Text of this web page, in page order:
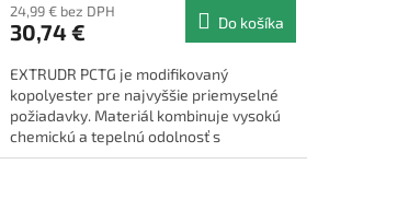
24,99 € bez DPH
30,74 € Do košíka
EXTRUDR PCTG je modifikovaný
kopolyester pre najvyššie priemyselné
požiadavky. Materiál kombinuje vysokú
chemickú a tepelnú odolnosť s
mechanickými vlastnosťami, ako je